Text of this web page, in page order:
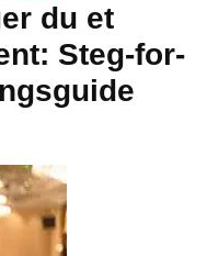
du et
Steg-for-